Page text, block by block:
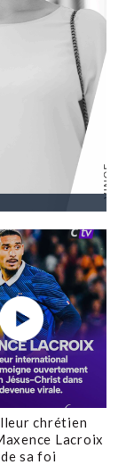
chrétien
Lacroix
sa foi